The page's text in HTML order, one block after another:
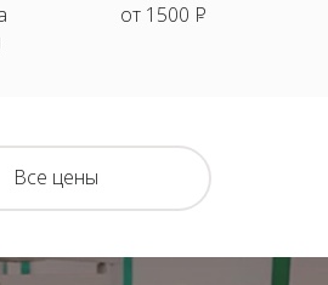
от 1500 Р
Все цены